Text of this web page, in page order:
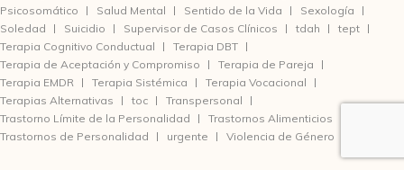
Psicosomático
Salud Mental Sentido de la Vida
Sexología
Soledad
Suicidio Supervisor de Casos Clínicos tdah
tept
Terapia Cognitivo Conductual
Terapia DBT
Terapia de Aceptación y Compromiso
Terapia de Pareja
Terapia EMDR
Terapia Sistémica
Terapia Vocacional
Terapias Alternativas
toc
Transpersonal
Trastorno Límite de la Personalidad
Trastornos Alimenticios
Trastornos de Personalidad
urgente Violencia de Género